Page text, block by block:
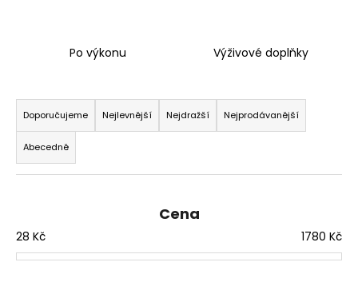
Po výkonu Výživové doplňky
Ř
a
z
e
n
r
o
Doporučujeme Nejlevnější Nejdražší Nejprodávanější
Abecedně
Cena
28 Kč 1780 Kč
o
p